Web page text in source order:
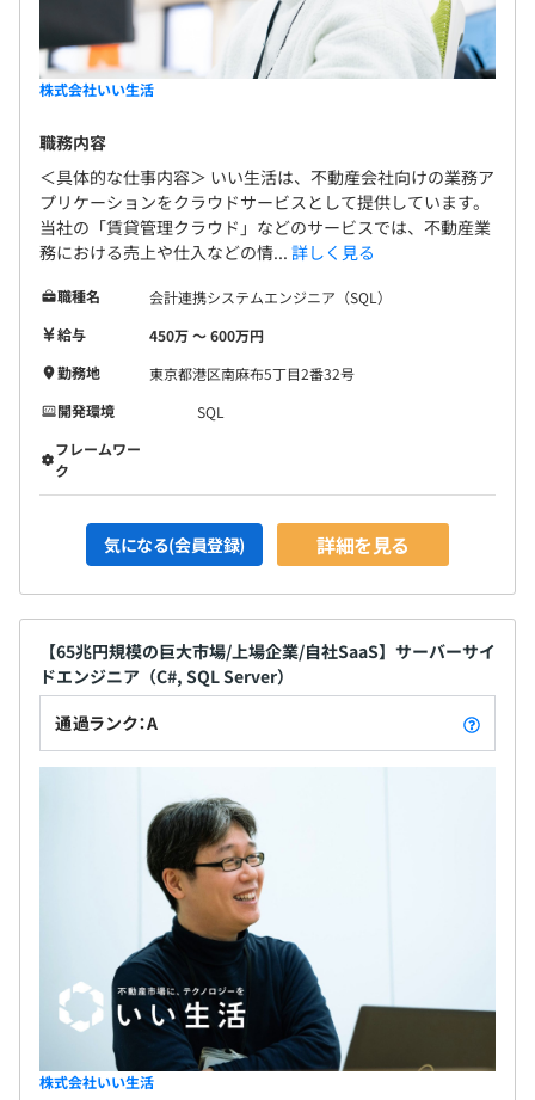
◆組織全体223名
「ウェブ・ソリューション開発グループ」「ビジネス・ス
トラテジーグループ」「セールス＆マーケティンググルー
プ」「コーポレートグループ」で構成されています。
◆ウェブ・ソリューション開発グループ
約80名が所属しており、取締役CTO直轄のグループです。
「データプラットフォーム本部」「仲介ソリューション本
部」「管理ソリューション本部」「UXデザイン部」「品
質保証部」等で構成されています。
開発チームとしては、フロントエンドチームはプロダクト
ベースで構成されており、サーバーサイドチームとSREチ
ームが共通基盤として構成されています。
株式会社いい生活
職務内容
＜具体的な仕事内容＞ いい生活は、不動産会社向けの業務ア
プリケーションをクラウドサービスとして提供しています。
当社の「賃貸管理クラウド」などのサービスでは、不動産業
務における売上や仕入などの情... 詳しく見る
職種名
会計連携システムエンジニア（SQL）
給与
450万 〜 600万円
勤務地
東京都港区南麻布5丁目2番32号
開発環境
SQL
フレームワー
ク
気になる(会員登録) 詳細を見る
【65兆円規模の巨大市場/上場企業/自社SaaS】サーバーサイ
ドエンジニア（C#, SQL Server）
通過ランク：A
株式会社いい生活